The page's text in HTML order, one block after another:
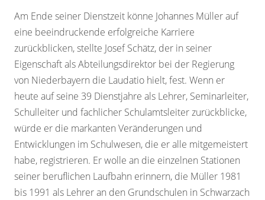
Am Ende seiner Dienstzeit könne Johannes Müller auf
eine beeindruckende erfolgreiche Karriere
zurückblicken, stellte Josef Schätz, der in seiner
Eigenschaft als Abteilungsdirektor bei der Regierung
von Niederbayern die Laudatio hielt, fest. Wenn er
heute auf seine 39 Dienstjahre als Lehrer, Seminarleiter,
Schulleiter und fachlicher Schulamtsleiter zurückblicke,
würde er die markanten Veränderungen und
Entwicklungen im Schulwesen, die er alle mitgemeistert
habe, registrieren. Er wolle an die einzelnen Stationen
seiner beruflichen Laufbahn erinnern, die Müller 1981
bis 1991 als Lehrer an den Grundschulen in Schwarzach